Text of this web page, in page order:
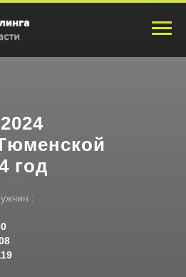
год
: